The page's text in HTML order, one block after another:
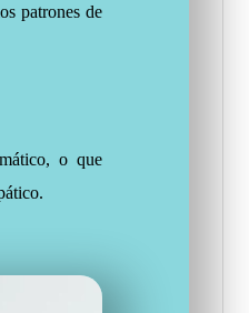
patrones de
o que